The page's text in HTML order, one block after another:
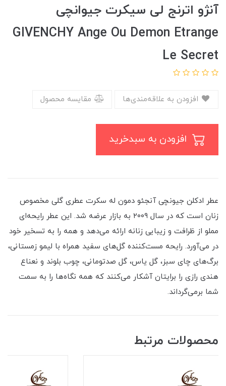
آنژو اترنج لی سیکرت جیوانچی
GIVENCHY Ange Ou Demon Etrange
Le Secret
مقایسه محصول
عطر ادکلن جیونچی آنجئو دمون له سکرت عطری گلی مخصوص
زنان است که در سال ۲۰۰۹ به بازار عرضه شد. این عطر رایحه‌ای
مملو از ظرافت و زیبایی زنانه ارائه می‌دهد و همه را به تسخیر خود
در می‌آورد. رایحه مست‌کننده گل‌های سفید همراه با لیمو زمستانی،
برگ‌های چای سبز، گل یاس، گل صدتومانی، چوب بلوند و نعناع
هندی رازی را برایتان آشکار می‌کنند که همه نگاه‌ها را به سمت
شما برمی‌گرداند.
محصولات مرتبط